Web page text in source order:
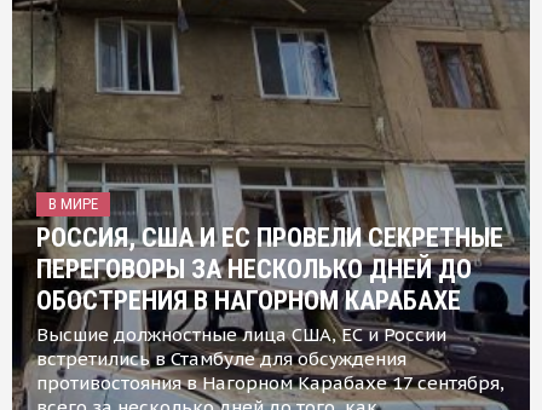
В МИРЕ
РОССИЯ, США И ЕС ПРОВЕЛИ СЕКРЕТНЫЕ
ПЕРЕГОВОРЫ ЗА НЕСКОЛЬКО ДНЕЙ ДО
ОБОСТРЕНИЯ В НАГОРНОМ КАРАБАХЕ
Высшие должностные лица США, ЕС и России
встретились в Стамбуле для обсуждения
противостояния в Нагорном Карабахе 17 сентября,